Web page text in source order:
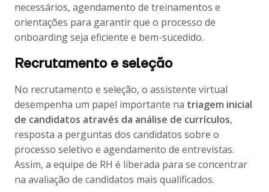
necessários, agendamento de treinamentos e
orientações para garantir que o processo de
onboardingseja eficiente e bem-sucedido.
Recrutamento e seleção
No recrutamento e seleção, o assistente virtual
desempenha um papel importante na triagem inicial
de candidatos através da análise de currículos,
resposta a perguntas dos candidatos sobre o
processo seletivo e agendamento de entrevistas.
Assim, a equipe de RH é liberada para se concentrar
na avaliação de candidatos mais qualificados.